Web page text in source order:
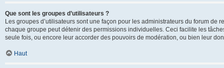
Que sont les groupes d’utilisateurs ?
Les groupes d’utilisateurs sont une façon pour les administrateurs du forum
chaque groupe peut détenir des permissions individuelles. Ceci facilite les
seule fois, ou encore leur accorder des pouvoirs de modération, ou bien leur
Haut